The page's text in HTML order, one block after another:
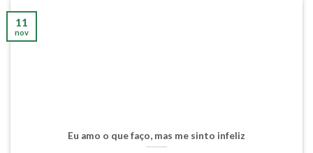
Eu amo o que faço, mas me sinto infeliz
11
nov